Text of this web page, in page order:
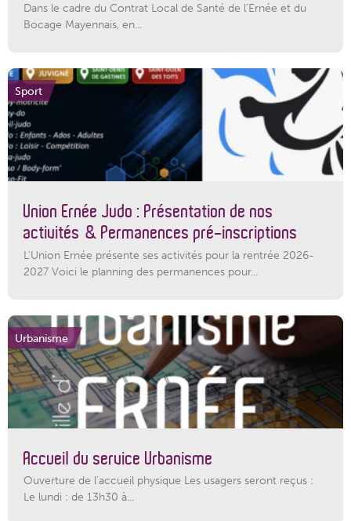
Dans le cadre du Contrat Local de Santé de l’Ernée et du
Bocage Mayennais, en...
Sport
Union Ernée Judo : Présentation de nos
activités & Permanences pré-inscriptions
L'Union Ernée présente ses activités pour la rentrée 2026-
2027 Voici le planning des permanences pour...
Urbanisme
Accueil du service Urbanisme
Ouverture de l'accueil physique Les usagers seront reçus :
Le lundi : de 13h30 à...